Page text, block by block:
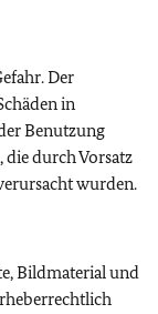
Der
in
Benutzung
die durch Vorsatz
wurden.
Bildmaterial und